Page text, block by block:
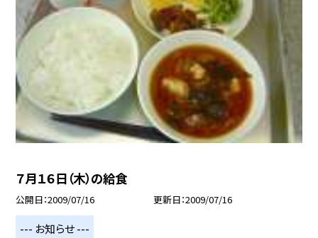
７月１６日（木）の給食
公開日 2009/07/16 更新日 2009/07/16
--- お知らせ ---